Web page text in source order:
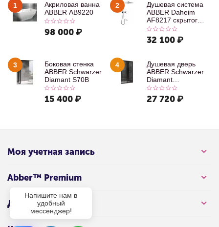
1
Акриловая ванна
ABBER AB9220
98 000 ₽
2
Душевая система
ABBER Daheim
AF8217 скрытого
монтажа с
изливом, хром
32 100 ₽
3
Боковая стенка
ABBER Schwarzer
Diamant S70B
15 400 ₽
4
Душевая дверь
ABBER Schwarzer
Diamant
AG30100B
27 720 ₽
Моя учетная запись
Abber™ Premium
Для клиента
Напишите нам в
удобный
мессенджер!